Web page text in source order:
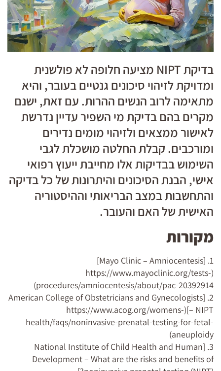
בדיקת NIPT מציעה חלופה לא פולשנית
ומדויקת לזיהוי סיכונים גנטיים בעובר, והיא
מתאימה לרוב הנשים ההרות. עם זאת, ישנם
מקרים בהם בדיקת מי השפיר עדיין נדרשת
לאישור ממצאים ולזיהוי מומים נדירים
ומורכבים. קבלת החלטה מושכלת לגבי
השימוש בבדיקות אלו מחייבת ייעוץ רפואי
אישי, הבנת הסיכונים והיתרונות של כל בדיקה
והתחשבות במצב הבריאותי וההיסטוריה
האישית של האם והעובר.
מקורות
1. [Mayo Clinic – Amniocentesis]
(https://www.mayoclinic.org/tests-
procedures/amniocentesis/about/pac-20392914)
2. [American College of Obstetricians and Gynecologists
– NIPT](https://www.acog.org/womens-
health/faqs/noninvasive-prenatal-testing-for-fetal-
aneuploidy)
3. [National Institute of Child Health and Human
Development – What are the risks and benefits of